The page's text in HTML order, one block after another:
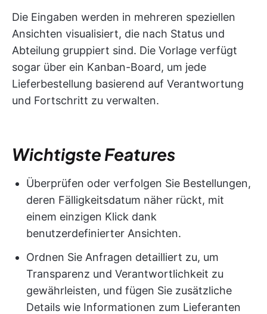
Die Eingaben werden in mehreren speziellen
Ansichten visualisiert, die nach Status und
Abteilung gruppiert sind. Die Vorlage verfügt
sogar über ein Kanban-Board, um jede
Lieferbestellung basierend auf Verantwortung
und Fortschritt zu verwalten.
Wichtigste Features
Überprüfen oder verfolgen Sie Bestellungen,
deren Fälligkeitsdatum näher rückt, mit
einem einzigen Klick dank
benutzerdefinierter Ansichten.
Ordnen Sie Anfragen detailliert zu, um
Transparenz und Verantwortlichkeit zu
gewährleisten, und fügen Sie zusätzliche
Details wie Informationen zum Lieferanten